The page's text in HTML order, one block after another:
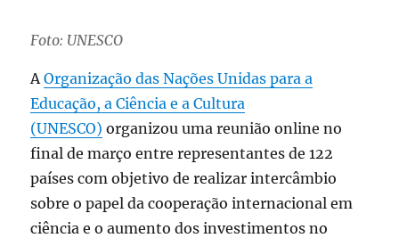
Foto: UNESCO
AOrganização das Nações Unidas para a
Educação, a Ciência e a Cultura
(UNESCO) organizou uma reunião online no
final de março entre representantes de 122
países com objetivo de realizar intercâmbio
sobre o papel da cooperação internacional em
ciência e o aumento dos investimentos no